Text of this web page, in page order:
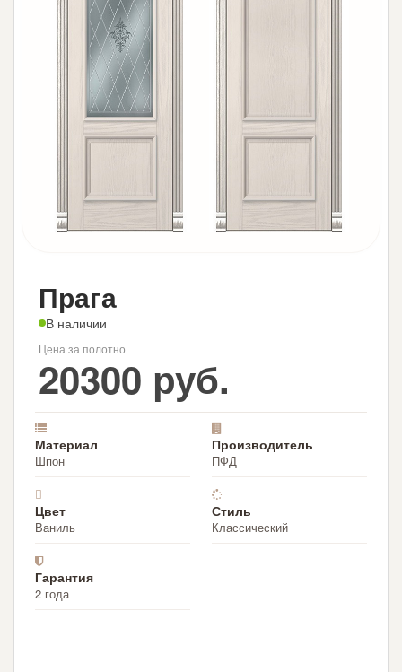
Прага
В наличии
Цена за полотно
20300 руб.
Материал
Шпон
Производитель
ПФД
Цвет
Ваниль
Стиль
Классический
Гарантия
2 года